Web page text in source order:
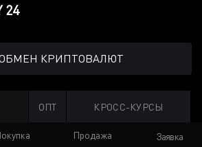
24
ОПТ КРОСС-КУРСЫ
КРИПТОВАЛЮТ
Продажа Заявка